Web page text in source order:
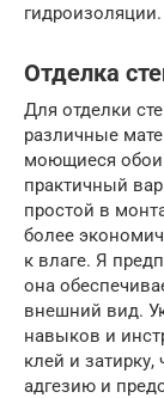
гидроизоляции.
Отделка
Для отделки
различные
моющиеся
практичный
простой в
более
к влаге. Я
она
внешний вид.
навыков и
клей и
адгезию и